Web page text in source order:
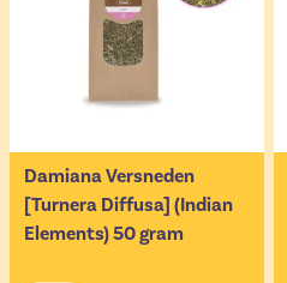
Damiana Versneden
[Turnera Diffusa] (Indian
Elements) 50 gram